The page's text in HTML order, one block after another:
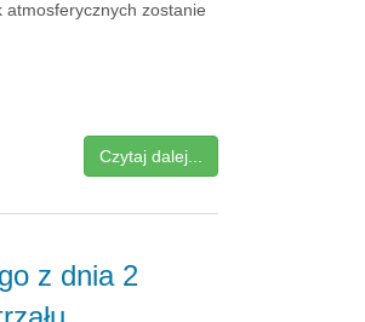
atmosferycznych zostanie
Czytaj dalej...
z dnia 2